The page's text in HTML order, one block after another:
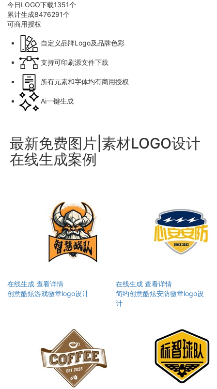
今日LOGO下载1351个
累计生成8476291个
可商用授权
自定义品牌Logo及品牌色彩
支持可印刷源文件下载
所有元素和字体均有商用授权
Ai一键生成
最新免费图片|素材LOGO设计
在线生成案例
在线生成 查看详情
创意酷炫游戏徽章logo设计
在线生成 查看详情
简约创意酷炫安防徽章logo设
计